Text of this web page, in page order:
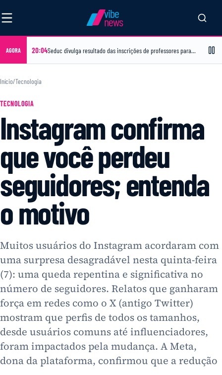
vibe
news
AGORA 20:04 Seduc divulga resultado das inscrições de professores para atuação no Sabadou
Início/Tecnologia
TECNOLOGIA
Instagram confirma
que você perdeu
seguidores; entenda
o motivo
Muitos usuários do Instagram acordaram com
uma surpresa desagradável nesta quinta-feira
(7): uma queda repentina e significativa no
número de seguidores. Relatos que ganharam
força em redes como o X (antigo Twitter)
mostram que perfis de todos os tamanhos,
desde usuários comuns até influenciadores,
foram impactados pela mudança. A Meta,
dona da plataforma, confirmou que a redução